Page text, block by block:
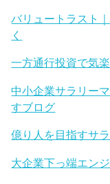
バリュートラスト
く
一方通行投資で気楽
中小企業サラリー
すブログ
億り人を目指すサ
大企業下っ端エン